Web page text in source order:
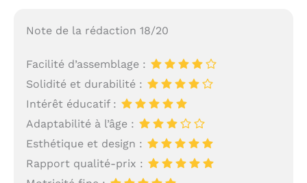
Note de la rédaction 18/20
Facilité d’assemblage :
Solidité et durabilité :
Intérêt éducatif :
Adaptabilité à l’âge :
Esthétique et design :
Rapport qualité-prix :